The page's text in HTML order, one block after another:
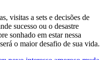
visitas a sets e decisões de
sucesso ou o desastre
sonhado em estar nessa
o maior desafio de sua vida.